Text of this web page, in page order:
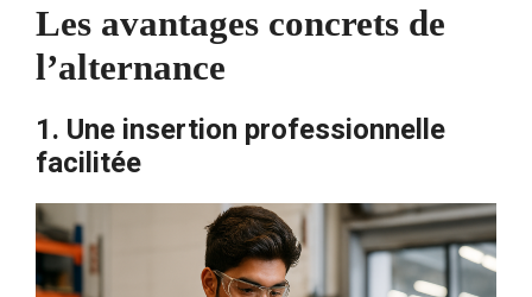
Les avantages concrets de
l’alternance
1. Une insertion professionnelle
facilitée